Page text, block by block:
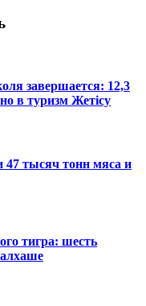
завершается: 12,3
в туризм Жетісу
47 тысяч тонн мяса и
тигра: шесть